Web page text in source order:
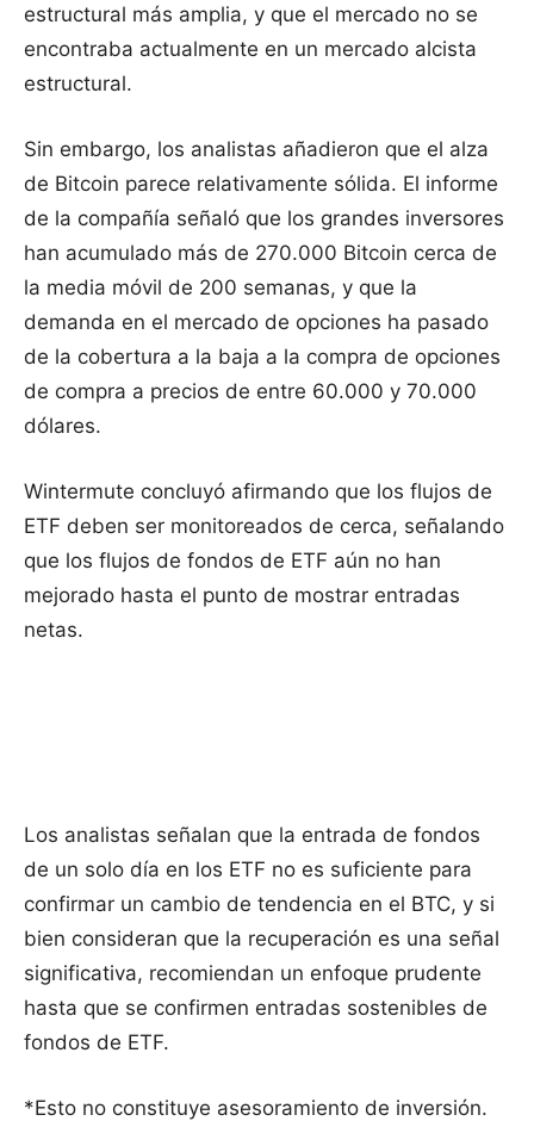
estructural más amplia, y que el mercado no se
encontraba actualmente en un mercado alcista
estructural.
Sin embargo, los analistas añadieron que el alza
de Bitcoin parece relativamente sólida. El informe
de la compañía señaló que los grandes inversores
han acumulado más de 270.000 Bitcoin cerca de
la media móvil de 200 semanas, y que la
demanda en el mercado de opciones ha pasado
de la cobertura a la baja a la compra de opciones
de compra a precios de entre 60.000 y 70.000
dólares.
Wintermute concluyó afirmando que los flujos de
ETF deben ser monitoreados de cerca, señalando
que los flujos de fondos de ETF aún no han
mejorado hasta el punto de mostrar entradas
netas.
Los analistas señalan que la entrada de fondos
de un solo día en los ETF no es suficiente para
confirmar un cambio de tendencia en el BTC, y si
bien consideran que la recuperación es una señal
significativa, recomiendan un enfoque prudente
hasta que se confirmen entradas sostenibles de
fondos de ETF.
*Esto no constituye asesoramiento de inversión.